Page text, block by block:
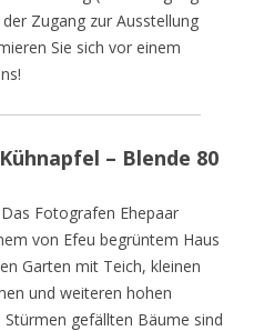
Zugang zur Ausstellung
Sie sich vor einem
– Blende 80
Das Fotografen Ehepaar
von Efeu begrüntem Haus
Garten mit Teich, kleinen
und weiteren hohen
gefällten Bäume sind